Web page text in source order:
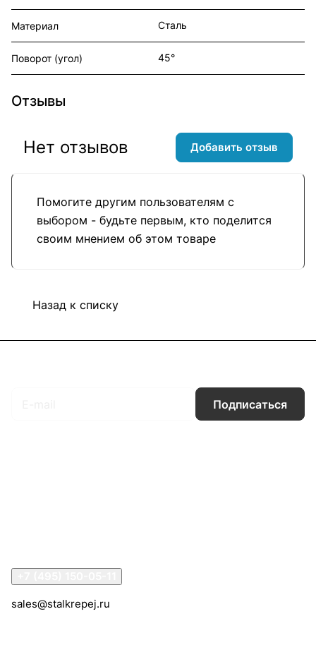
Материал Сталь
Поворот (угол) 45°
Отзывы
Помогите другим пользователям с
выбором - будьте первым, кто поделится
своим мнением об этом товаре
Нет отзывов Добавить отзыв
Назад к списку
Подписаться
sales@stalkrepej.ru